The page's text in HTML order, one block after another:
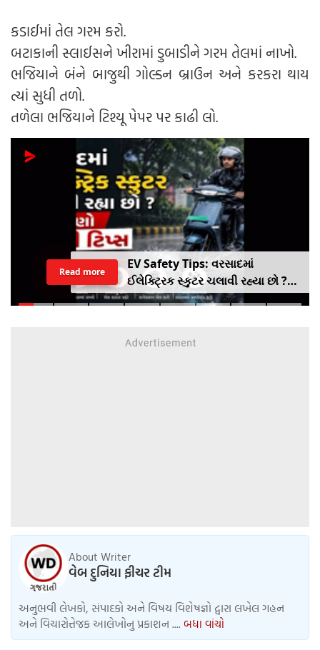
કડાઈમાં તેલ ગરમ કરો.
બટાકાની સ્લાઈસને ખીરામાં ડુબાડીને ગરમ તેલમાં નાખો.
ભજિયાને બંને બાજુથી ગોલ્ડન બ્રાઉન અને કરકરા થાય
ત્યાં સુધી તળો.
તળેલા ભજિયાને ટિશ્યૂ પેપર પર કાઢી લો.
EV Safety Tips: વરસાદમાં
ઈલેક્ટ્રિક સ્કુટર ચલાવી રહ્યા છો ?
આ નાનકડી ભૂલ પડી શકે છે ભારે ..
Read more
About Writer
વેબ દુનિયા ફીચર ટીમ
અનુભવી લેખકો, સંપાદકો અને વિષય વિશેષજ્ઞો દ્વારા લખેલ ગહન
અને વિચારોત્તેજક આલેખોનુ પ્રકાશન .... બધા વાંચો